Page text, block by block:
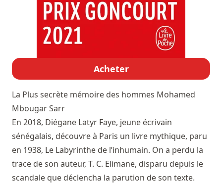
Acheter
La Plus secrète mémoire des hommes Mohamed
Mbougar Sarr
En 2018, Diégane Latyr Faye, jeune écrivain
sénégalais, découvre à Paris un livre mythique, paru
en 1938, Le Labyrinthe de l’inhumain. On a perdu la
trace de son auteur, T. C. Elimane, disparu depuis le
scandale que déclencha la parution de son texte.